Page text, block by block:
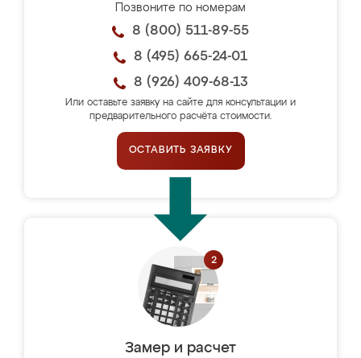
Позвоните по номерам
8 (800) 511-89-55
8 (495) 665-24-01
8 (926) 409-68-13
Или оставьте заявку на сайте для консультации и
предварительного расчёта стоимости.
ОСТАВИТЬ ЗАЯВКУ
Замер и расчет